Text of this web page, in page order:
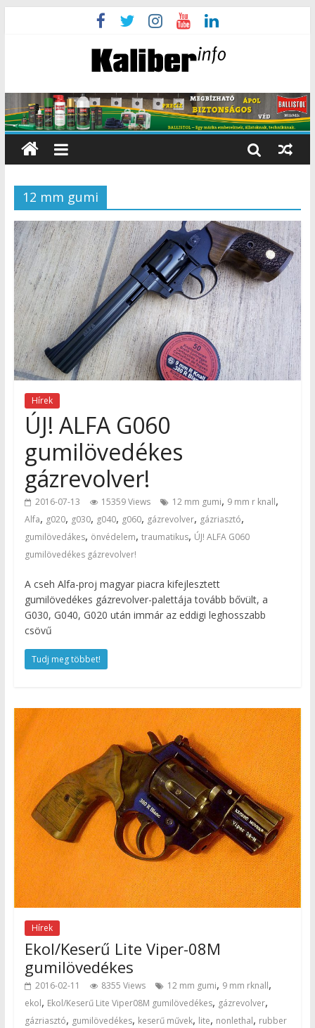
12 mm gumi
Hírek
ÚJ! ALFA G060
gumilövedékes
gázrevolver!
2016-07-13 15359 Views 12 mm gumi, 9 mm r knall,
Alfa, g020, g030, g040, g060, gázrevolver, gázriasztó,
gumilövedákes, önvédelem, traumatikus, ÚJ! ALFA G060
gumilövedékes gázrevolver!
A cseh Alfa-proj magyar piacra kifejlesztett
gumilövedékes gázrevolver-palettája tovább bővült, a
G030, G040, G020 után immár az eddigi leghosszabb
csövű
Tudj meg többet!
Hírek
Ekol/Keserű Lite Viper-08M
gumilövedékes
2016-02-11 8355 Views 12 mm gumi, 9 mm rknall,
ekol, Ekol/Keserű Lite Viper08M gumilövedékes, gázrevolver,
gázriasztó, gumilövedékes, keserű művek, lite, nonlethal, rubber